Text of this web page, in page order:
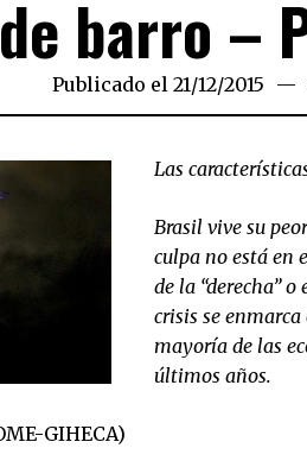
barro –
Publicado el 21/12/2015 21/
Las
Brasil vive su
culpa no está en
de la “derecha”
crisis se
mayoría de las
últimos años.
GIHECA)